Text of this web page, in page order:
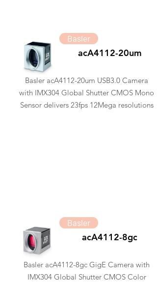
Basler
acA4112-20um
Basler acA4112-20um USB3.0 Camera
with IMX304 Global Shutter CMOS Mono
Sensor delivers 23fps 12Mega resolutions
Basler
acA4112-8gc
Basler acA4112-8gc GigE Camera with
IMX304 Global Shutter CMOS Color